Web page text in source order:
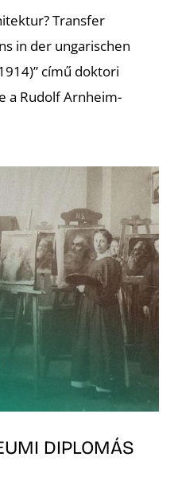
Transfer
in der ungarischen
című doktori
a Rudolf Arnheim-
DIPLOMÁS